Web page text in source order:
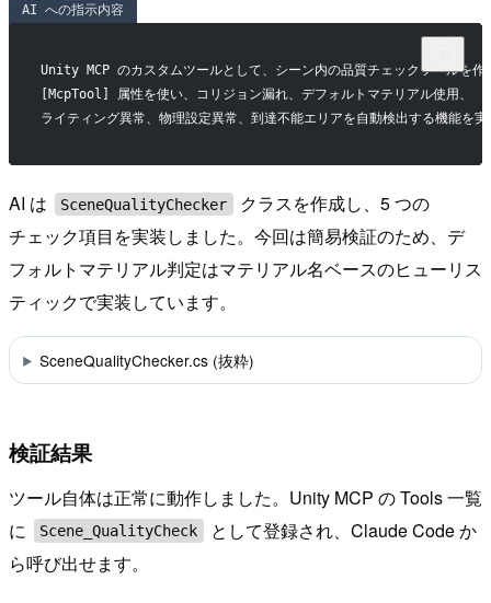
AI への指示内容
Unity MCP のカスタムツールとして、シーン内の品質チェックツールを作
[McpTool] 属性を使い、コリジョン漏れ、デフォルトマテリアル使用、
ライティング異常、物理設定異常、到達不能エリアを自動検出する機能を
AI は SceneQualityChecker
クラスを作成し、5 つの
チェック項目を実装しました。今回は簡易検証のため、デ
フォルトマテリアル判定はマテリアル名ベースのヒューリス
ティックで実装しています。
SceneQualityChecker.cs (抜粋)
検証結果
ツール自体は正常に動作しました。Unity MCP の Tools 一覧
に
Scene_QualityCheck
として登録され、Claude Code か
ら呼び出せます。